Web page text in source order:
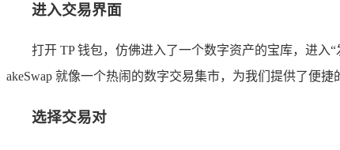
进入交易界面
打开 TP 钱包，仿佛进入了一个数字资产的宝库，进入
akeSwap 就像一个热闹的数字交易集市，为我们提供了便
选择交易对